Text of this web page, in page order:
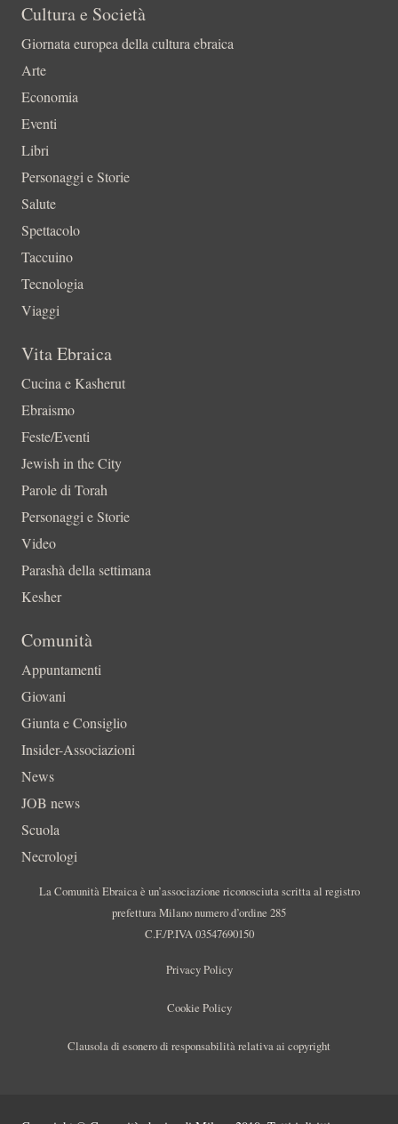
Cultura e Società
Giornata europea della cultura ebraica
Arte
Economia
Eventi
Libri
Personaggi e Storie
Salute
Spettacolo
Taccuino
Tecnologia
Viaggi
Vita Ebraica
Cucina e Kasherut
Ebraismo
Feste/Eventi
Jewish in the City
Parole di Torah
Personaggi e Storie
Video
Parashà della settimana
Kesher
Comunità
Appuntamenti
Giovani
Giunta e Consiglio
Insider-Associazioni
News
JOB news
Scuola
Necrologi
La Comunità Ebraica è un’associazione riconosciuta scritta al registro
prefettura Milano numero d’ordine 285
C.F./P.IVA 03547690150
Privacy Policy
Cookie Policy
Clausola di esonero di responsabilità relativa ai copyright